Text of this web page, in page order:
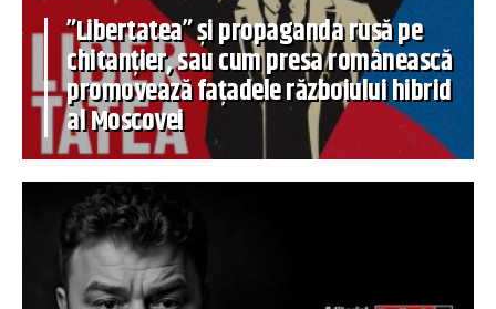
”Libertatea” și propaganda rusă pe
chitanțier, sau cum presa românească
promovează fațadele războiului hibrid
al Moscovei